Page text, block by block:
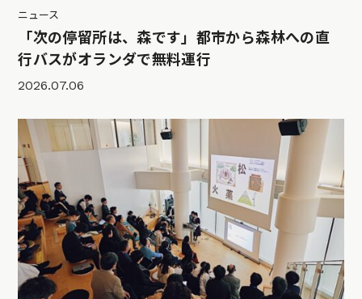
ニュース
「次の停留所は、森です」都市から森林への直
行バスがオランダで無料運行
2026.07.06